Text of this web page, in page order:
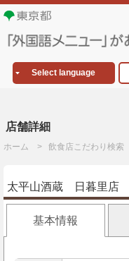
Select language
店舗詳細
ホーム 飲食店こだわり検索
太平山酒蔵 日暮里店
基本情報